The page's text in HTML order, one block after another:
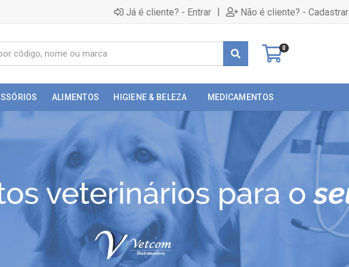
Já é cliente? - Entrar | Não é cliente? - Cadastrar
0
ALIMENTOS HIGIENE & BELEZA MEDICAMENTOS